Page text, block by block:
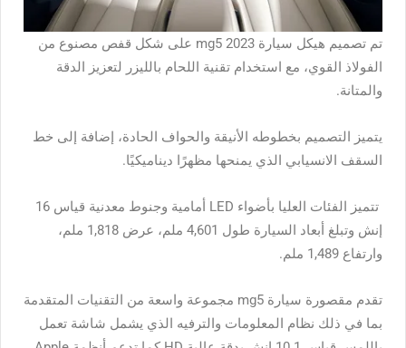
تم تصميم هيكل سيارة mg5 2023
على شكل قفص مصنوع من
الفولاذ القوي، مع استخدام تقنية اللحام بالليزر لتعزيز الدقة
والمتانة.
يتميز التصميم بخطوطه الأنيقة والحواف الحادة، إضافة إلى خط
السقف الانسيابي الذي يمنحها مظهرًا ديناميكيًا.
تتميز الفئات العليا بأضواء LED أمامية وجنوط معدنية قياس 16
إنش وتبلغ أبعاد السيارة طول 4,601 ملم، عرض 1,818 ملم،
وارتفاع 1,489 ملم.
تقدم مقصورة سيارة mg5
مجموعة واسعة من التقنيات المتقدمة
بما في ذلك نظام المعلومات والترفيه الذي يشمل شاشة تعمل